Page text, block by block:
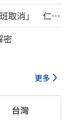
班取消」 仁川
密
更多
台灣